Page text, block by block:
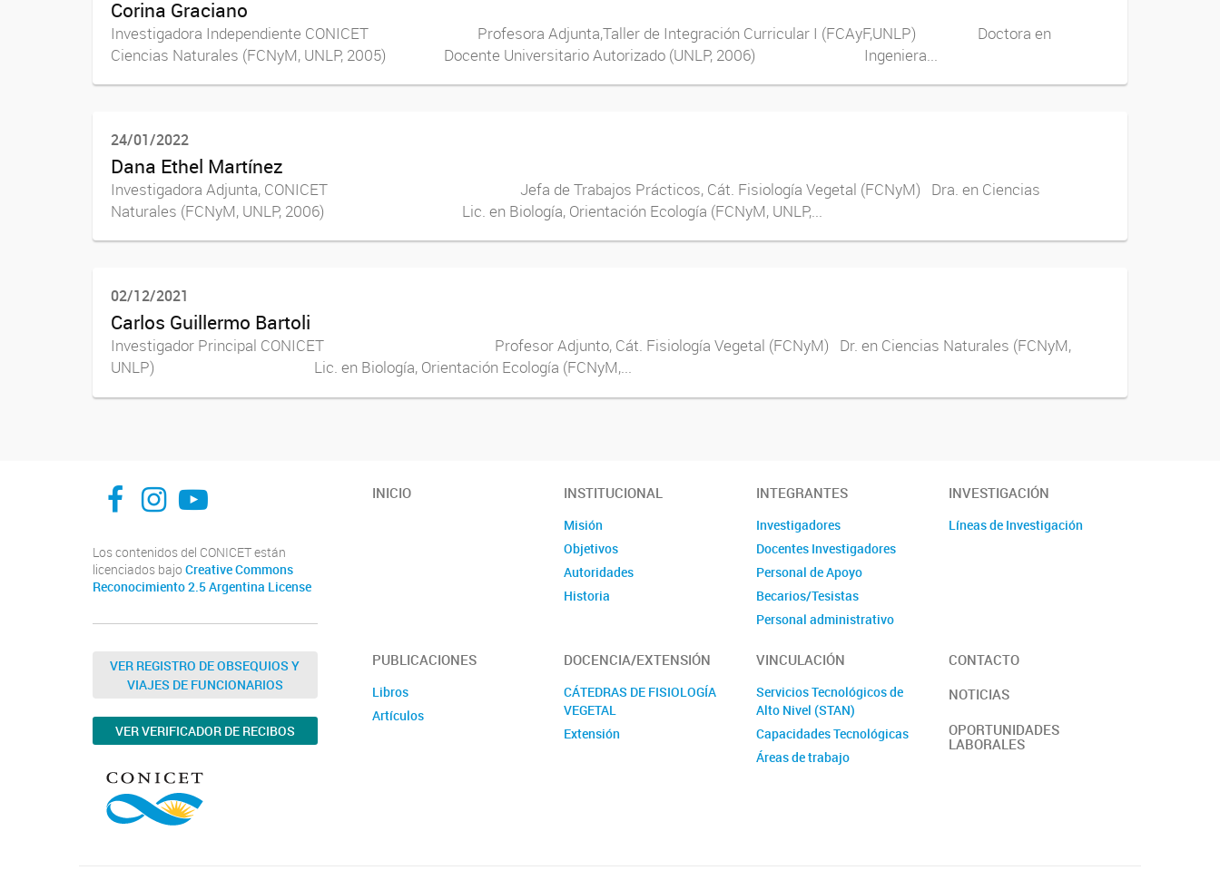
Corina Graciano
Investigadora Independiente CONICET Profesora Adjunta,Taller de Integración Curricular I (FCAyF,UNLP) Doctora en
Ciencias Naturales (FCNyM, UNLP, 2005) Docente Universitario Autorizado (UNLP, 2006) Ingeniera...
24/01/2022
Dana Ethel Martínez
Investigadora Adjunta, CONICET Jefa de Trabajos Prácticos, Cát. Fisiología Vegetal (FCNyM) Dra. en Ciencias
Naturales (FCNyM, UNLP, 2006) Lic. en Biología, Orientación Ecología (FCNyM, UNLP,...
02/12/2021
Carlos Guillermo Bartoli
Investigador Principal CONICET Profesor Adjunto, Cát. Fisiología Vegetal (FCNyM) Dr. en Ciencias Naturales (FCNyM,
UNLP) Lic. en Biología, Orientación Ecología (FCNyM,...
INFIVE La Platainstitutodefisiologiavegetal
Instituto de Fisiología Vegetal, La Plata
Los contenidos del CONICET están
licenciados bajo Creative Commons
Reconocimiento 2.5 Argentina License
VER REGISTRO DE OBSEQUIOS Y
VIAJES DE FUNCIONARIOS
VER VERIFICADOR DE RECIBOS
INICIO INSTITUCIONAL
Misión
Objetivos
Autoridades
Historia
INTEGRANTES
Investigadores
Docentes Investigadores
Personal de Apoyo
Becarios/Tesistas
Personal administrativo
Ex integrantes
Violencia laboral y de género
INVESTIGACIÓN
Líneas de Investigación
PUBLICACIONES
Libros
Artículos
DOCENCIA/EXTENSIÓN
CÁTEDRAS DE FISIOLOGÍA
VEGETAL
Extensión
VINCULACIÓN
Servicios Tecnológicos de
Alto Nivel (STAN)
Capacidades Tecnológicas
Áreas de trabajo
CONTACTO
NOTICIAS
OPORTUNIDADES
LABORALES